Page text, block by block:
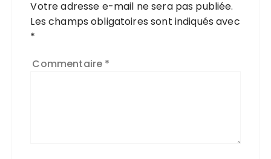
Votre adresse e-mail ne sera pas publiée.
Les champs obligatoires sont indiqués avec
*
Commentaire *